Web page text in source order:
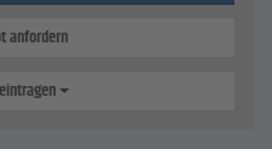
anfordern